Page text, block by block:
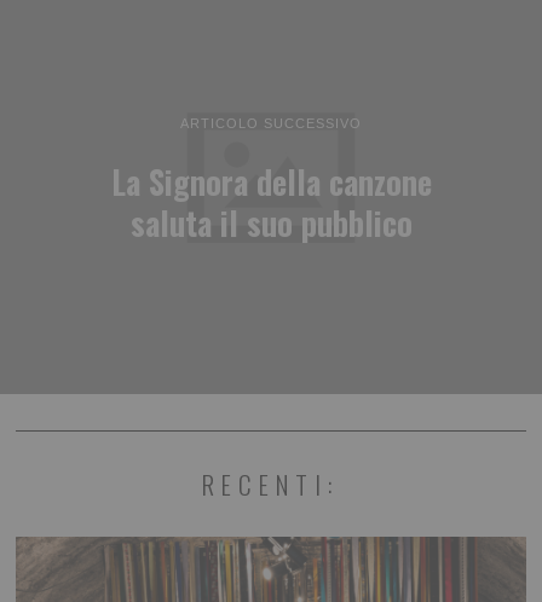
ARTICOLO SUCCESSIVO
La Signora della canzone
saluta il suo pubblico
RECENTI: